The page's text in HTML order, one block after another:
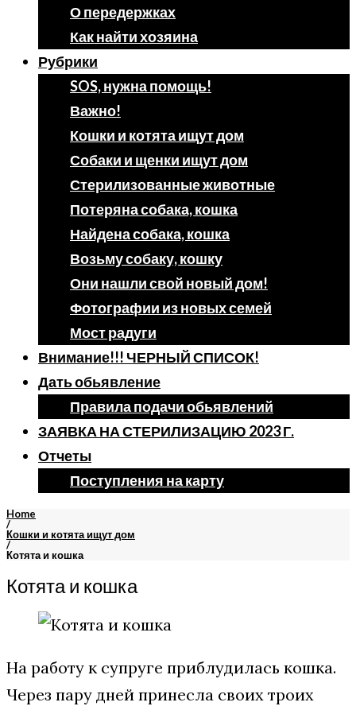
О передержках
Как найти хозяина
Рубрики
SOS, нужна помощь!
Важно!
Кошки и котята ищут дом
Собаки и щенки ищут дом
Стерилизованные животные
Потеряна собака, кошка
Найдена собака, кошка
Возьму собаку, кошку
Они нашли свой новый дом!
Фотографии из новых семей
Мост радуги
Внимание!!! ЧЕРНЫЙ СПИСОК!
Дать обьявление
Правила подачи обьявлений
ЗАЯВКА НА СТЕРИЛИЗАЦИЮ 2023 Г.
Отчеты
Поступления на карту
Home
/
Кошки и котята ищут дом
/
Котята и кошка
Котята и кошка
На работу к супруге приблудилась кошка.
Через пару дней принесла своих троих